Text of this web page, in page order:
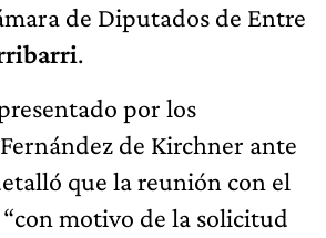
de Diputados de Entre
.
por los
de Kirchner ante
que la reunión con el
motivo de la solicitud